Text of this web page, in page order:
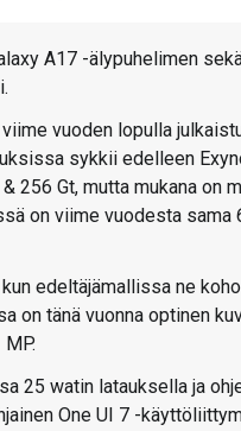
A17 -älypuhelimen
vuoden lopulla
sykkii edelleen
256 Gt, mutta mukana
on viime vuodesta
edeltäjämallissa ne
on tänä vuonna optinen
25 watin latauksella ja
One UI 7 -